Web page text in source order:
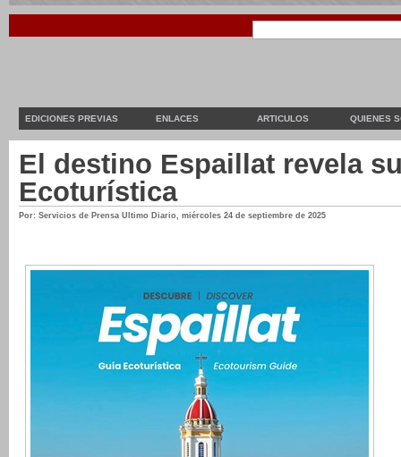
EDICIONES PREVIAS ENLACES ARTICULOS QUIENES
El destino Espaillat revela
Ecoturística
Por: Servicios de Prensa Ultimo Diario, miércoles 24 de septiembre de 2025